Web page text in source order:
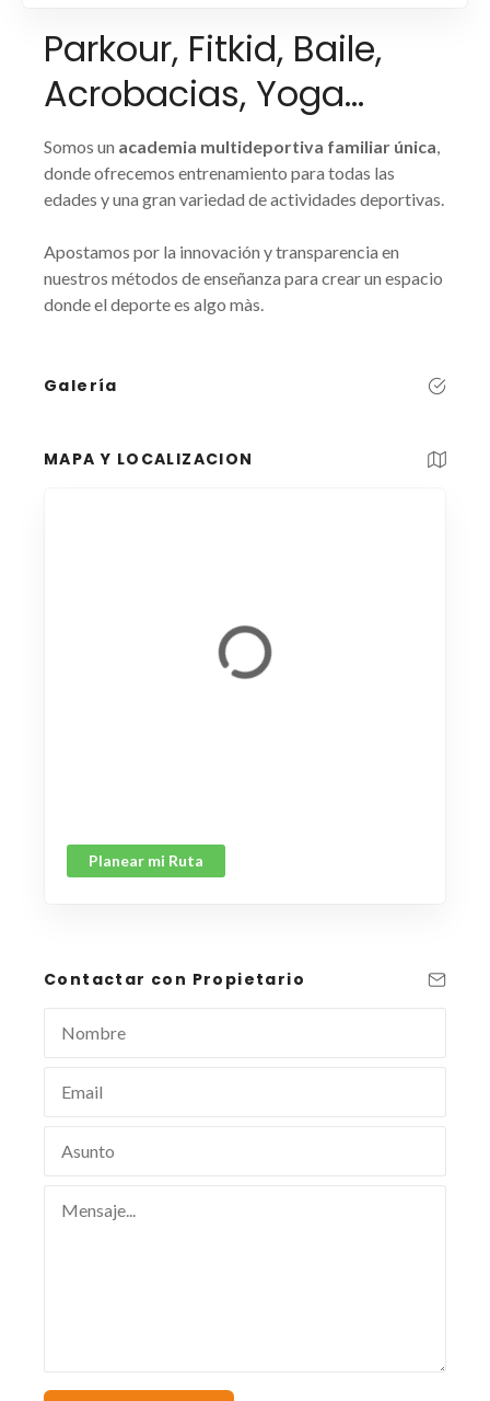
Parkour, Fitkid, Baile,
Acrobacias, Yoga…
Somos un academia multideportiva familiar única
donde ofrecemos entrenamiento para todas las
edades y una gran variedad de actividades deportivas.
Apostamos por la innovación y transparencia en
nuestros métodos de enseñanza para crear un espacio
donde el deporte es algo màs.
Galería
MAPA Y LOCALIZACION
Planear mi Ruta
Contactar con Propietario